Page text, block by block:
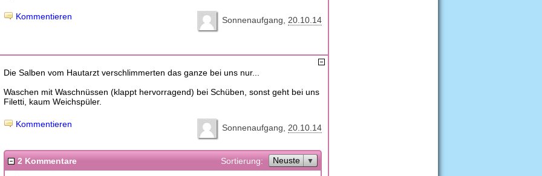
Sonnenaufgang 20.10.14
Kommentieren
Die Salben vom Hautarzt verschlimmerten das ganze bei uns nur...
Waschen mit Waschnüssen (klappt hervorragend) bei Schüben, sonst geht bei uns
Filetti, kaum Weichspüler.
Sonnenaufgang 20.10.14
Kommentieren
2 Kommentare Sortierung: Neuste